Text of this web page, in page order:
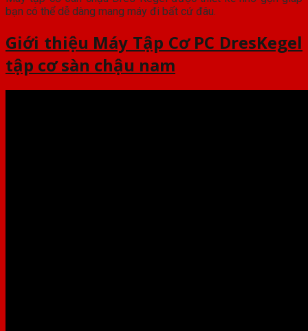
bạn có thể dễ dàng mang máy đi bất cứ đâu.
Giới thiệu Máy Tập Cơ PC DresKegel
tập cơ sàn chậu nam